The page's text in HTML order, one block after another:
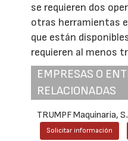
se requieren dos
otras herramientas
que están
requieren al menos
EMPRESAS O
RELACIONADAS
TRUMPF Maquinaria,
Solicitar información